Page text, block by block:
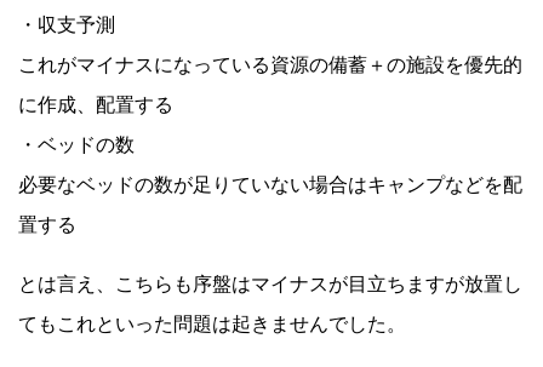
・収支予測
これがマイナスになっている資源の備蓄＋の施設を優先的
に作成、配置する
・ベッドの数
必要なベッドの数が足りていない場合はキャンプなどを配
置する
とは言え、こちらも序盤はマイナスが目立ちますが放置し
てもこれといった問題は起きませんでした。